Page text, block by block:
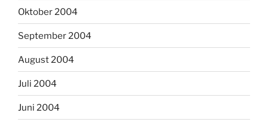
Oktober 2004
September 2004
August 2004
Juli 2004
Juni 2004